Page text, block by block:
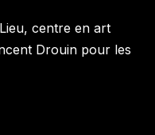
centre en art
Drouin pour les